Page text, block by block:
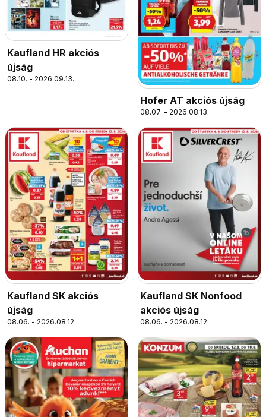
Kaufland HR akciós
újság
08.10. - 2026.09.13.
Hofer AT akciós újság
08.07. - 2026.08.13.
Kaufland SK akciós
újság
08.06. - 2026.08.12.
Kaufland SK Nonfood
akciós újság
08.06. - 2026.08.12.